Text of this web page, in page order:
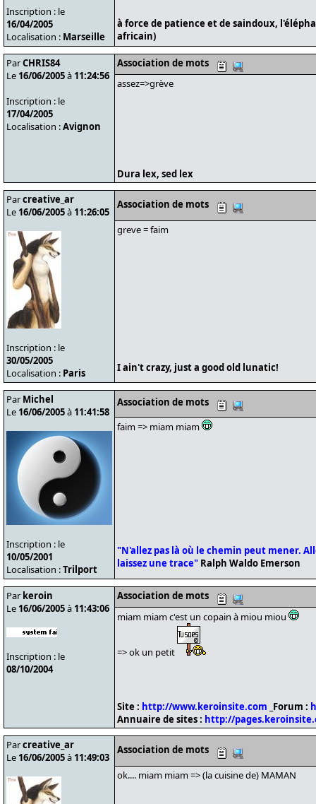
Inscription : le
16/04/2005
Localisation : Marseille
à force de patience et de saindoux,
africain)
ParCHRIS84
Le 16/06/2005à 11:24:56
Inscription : le
17/04/2005
Localisation :Avignon
Association de mots
assez=>grève
Dura lex, sed lex
Parcreative_ar
Le 16/06/2005à 11:26:05
Inscription : le
30/05/2005
Localisation : Paris
Association de mots
greve = faim
I ain't crazy, just a good old lunatic!
Par Michel
Le 16/06/2005à 11:41:58
Inscription : le
10/05/2001
Localisation :Trilport
Association de mots
faim => miam miam
"N'allez pas là où le chemin peut mener.
laissez une trace" Ralph Waldo Emerson
Par keroin
Le 16/06/2005à 11:43:06
Inscription : le
08/10/2004
Association de mots
miam miam c'est un copain à miou miou
=> ok un petit
Site : http://www.keroinsite.com _Forum :
Annuaire de sites : http://
Parcreative_ar
Le 16/06/2005à 11:49:03
Association de mots
ok.... miam miam => (la cuisine de) MAMAN